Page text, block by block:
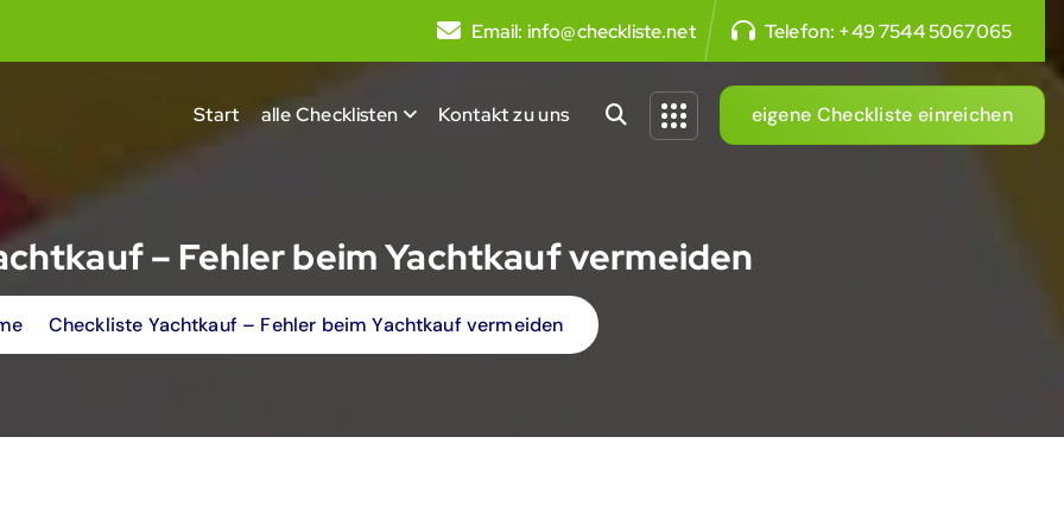
Email: info@checkliste.net Telefon: +49 7544 5067065
Start alle Checklisten Kontakt zu uns eigene Checkliste einreichen
– Fehler beim Yachtkauf vermeiden
Checkliste Yachtkauf – Fehler beim Yachtkauf vermeiden